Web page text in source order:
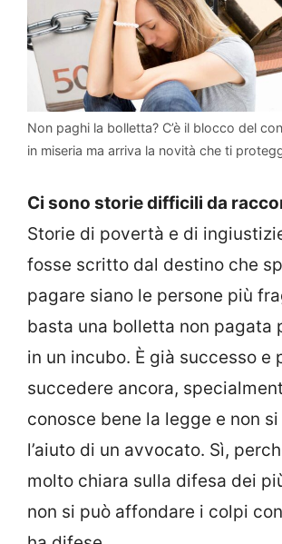
Non paghi la bolletta? C’è il blocco del
in miseria ma arriva la novità che ti
Ci sono storie difficili da
Storie di povertà e di
fosse scritto dal destino che
pagare siano le persone più
basta una bolletta non pagata
in un incubo. È già successo e
succedere ancora,
conosce bene la legge e non
l’aiuto di un avvocato. Sì,
molto chiara sulla difesa dei
non si può affondare i colpi